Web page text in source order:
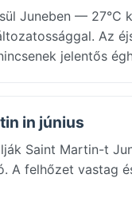
Juneben — 27°C
Az
jelentős
in június
Saint Martin-t
A felhőzet vastag